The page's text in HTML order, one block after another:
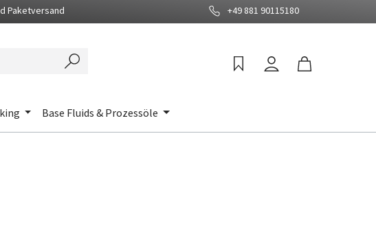
Paketversand +49 881 90115180
Base Fluids & Prozessöle